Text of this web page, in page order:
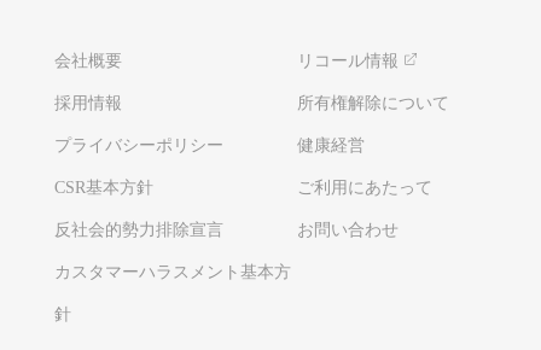
会社概要 リコール情報
採用情報 所有権解除について
プライバシーポリシー 健康経営
CSR基本方針 ご利用にあたって
反社会的勢力排除宣言 お問い合わせ
カスタマーハラスメント基本方
針